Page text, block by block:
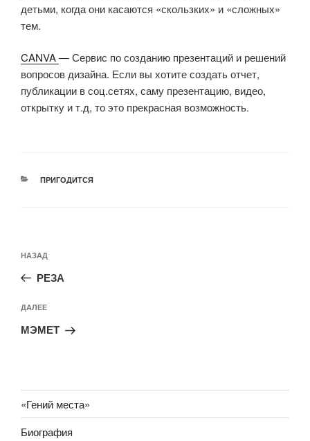
детьми, когда они касаются «скользких» и «сложных»
тем.
CANVA— Сервис по созданию презентаций и решений
вопросов дизайна. Если вы хотите создать отчет,
публикации в соц.сетях, саму презентацию, видео,
открытку и т.д, то это прекрасная возможность.
РУБРИКИ
ПРИГОДИТСЯ
по
записям
Предыдущая
запись:
НАЗАД
РЕЗА
Следующая
запись
ДАЛЕЕ
МЭМЕТ
«Гений места»
Биография